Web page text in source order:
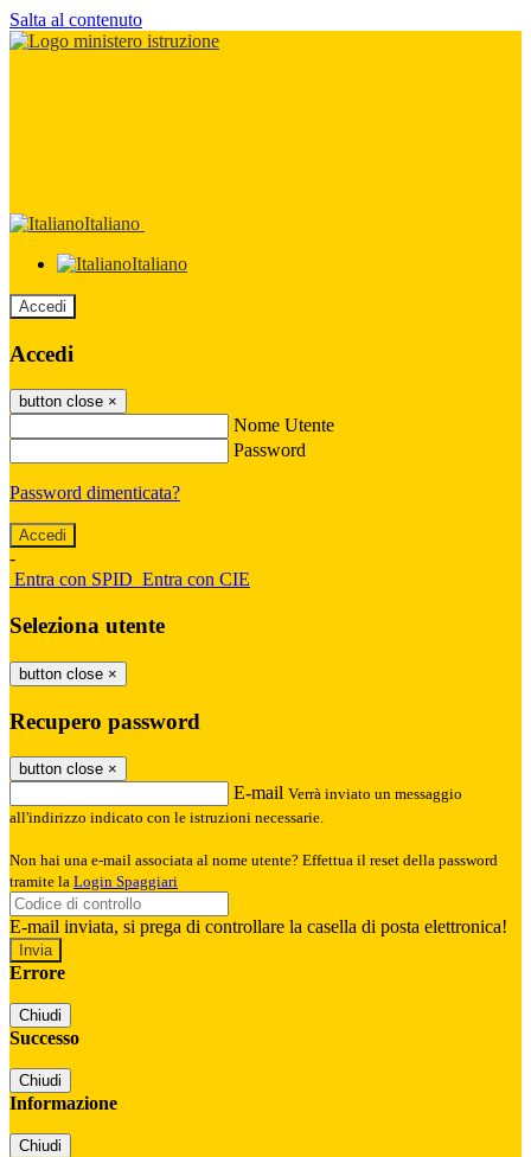
Salta al contenuto
Italiano
Italiano
Accedi
Accedi
button close ×
Nome Utente
Password
Password dimenticata?
-
Entra con SPID Entra con CIE
Seleziona utente
button close ×
Recupero password
button close ×
E-mail Verrà inviato un messaggio
all'indirizzo indicato con le istruzioni necessarie.
Non hai una e-mail associata al nome utente? Effettua il reset della password
tramite la Login Spaggiari
E-mail inviata, si prega di controllare la casella di posta elettronica!
Errore
Chiudi
Successo
Chiudi
Informazione
Chiudi